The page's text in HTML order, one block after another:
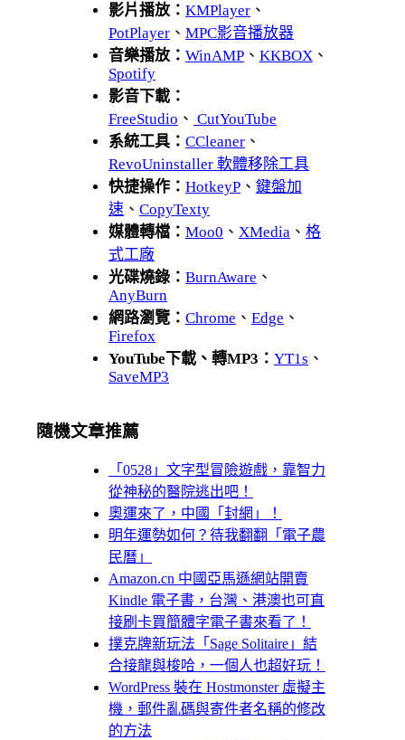
影片播放： KMPlayer 、
PotPlayer 、 MPC影音播放器
音樂播放： WinAMP 、 KKBOX 、
Spotify
影音下載：
FreeStudio 、 CutYouTube
系統工具： CCleaner 、
RevoUninstaller 軟體移除工具
快捷操作： HotkeyP 、 鍵盤加
速 、 CopyTexty
媒體轉檔： Moo0 、 XMedia 、 格
式工廠
光碟燒錄： BurnAware 、
AnyBurn
網路瀏覽： Chrome 、 Edge 、
Firefox
YouTube下載、轉MP3： YT1s 、
SaveMP3
隨機文章推薦
「0528」文字型冒險遊戲，靠智力
從神秘的醫院逃出吧！
奧運來了，中國「封網」！
明年運勢如何？待我翻翻「電子農
民曆」
Amazon.cn 中國亞馬遜網站開賣
Kindle 電子書，台灣、港澳也可直
接刷卡買簡體字電子書來看了！
撲克牌新玩法「Sage Solitaire」結
合接龍與梭哈，一個人也超好玩！
WordPress 裝在 Hostmonster 虛擬主
機，郵件亂碼與寄件者名稱的修改
的方法